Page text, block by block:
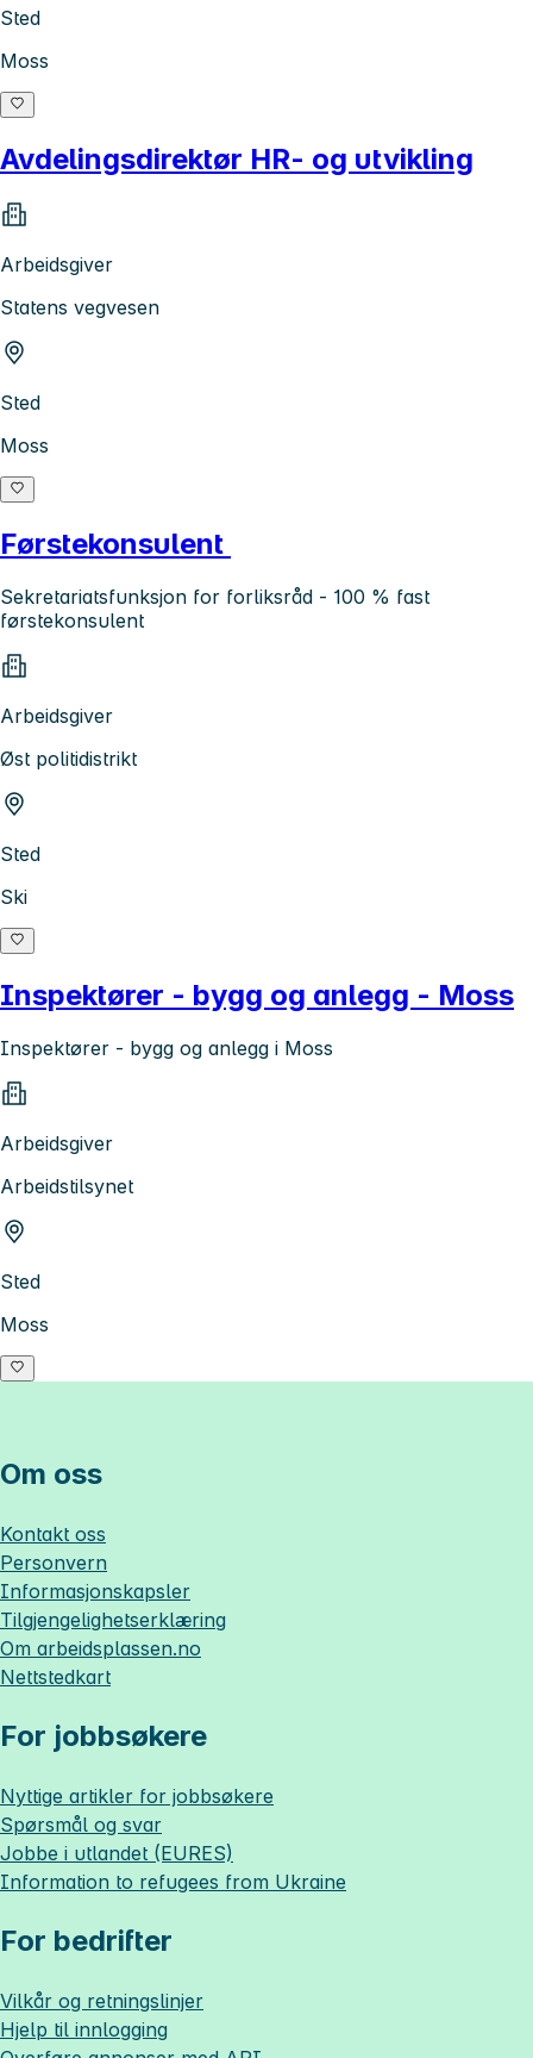
Sted
Moss
Avdelingsdirektør HR- og utvikling
Arbeidsgiver
Statens vegvesen
Sted
Moss
Førstekonsulent
Sekretariatsfunksjon for forliksråd - 100 % fast
førstekonsulent
Arbeidsgiver
Øst politidistrikt
Sted
Ski
Inspektører - bygg og anlegg - Moss
Inspektører - bygg og anlegg i Moss
Arbeidsgiver
Arbeidstilsynet
Sted
Moss
Om oss
Kontakt oss
Personvern
Informasjonskapsler
Tilgjengelighetserklæring
Om arbeidsplassen.no
Nettstedkart
For jobbsøkere
Nyttige artikler for jobbsøkere
Spørsmål og svar
Jobbe i utlandet (EURES)
Information to refugees from Ukraine
For bedrifter
Vilkår og retningslinjer
Hjelp til innlogging